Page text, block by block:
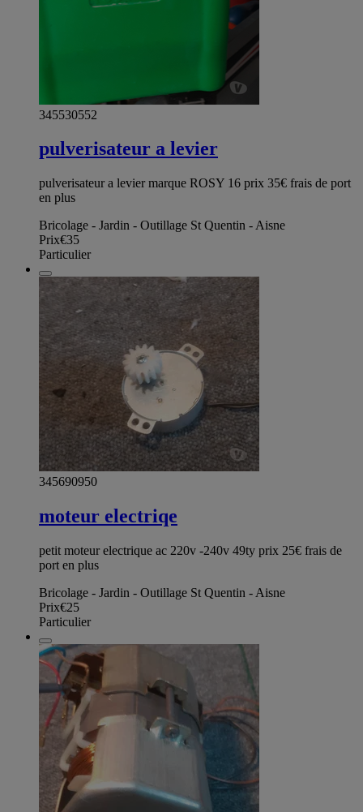
345530552
pulverisateur a levier
pulverisateur a levier marque ROSY 16 prix 35€ frais de port
en plus
Bricolage - Jardin - Outillage St Quentin - Aisne
Prix€35
Particulier
345690950
moteur electriqe
petit moteur electrique ac 220v -240v 49ty prix 25€ frais de
port en plus
Bricolage - Jardin - Outillage St Quentin - Aisne
Prix€25
Particulier